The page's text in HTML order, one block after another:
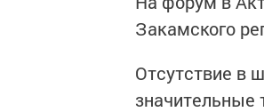
Закамского
Отсутствие в
значительные